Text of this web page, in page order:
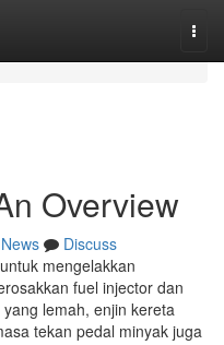
Overview
News
Discuss
mengelakkan
fuel injector dan
lemah, enjin kereta
tekan pedal minyak juga